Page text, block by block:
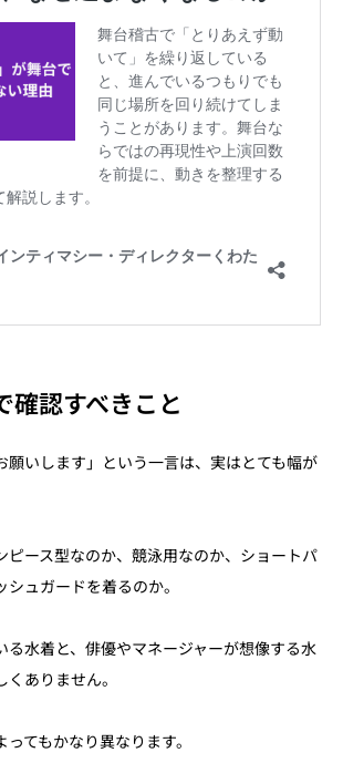
確認すべきこと
願いします」という一言は、実はとても幅が
ピース型なのか、競泳用なのか、ショートパ
ュガードを着るのか。
る水着と、俳優やマネージャーが想像する水
ありません。
てもかなり異なります。